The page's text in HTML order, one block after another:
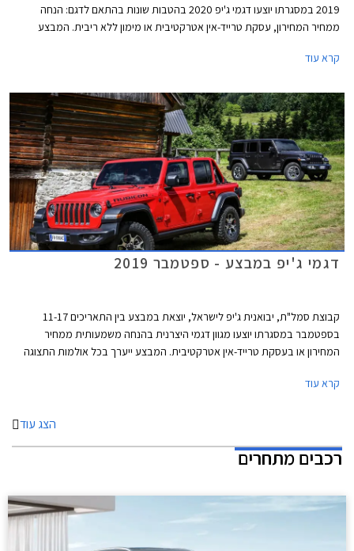
2019 במסגרתו יוצעו דגמי ג'יפ 2020 בהטבות שונות בהתאם לדגם: הנחה
ממחיר המחירון, עסקת טרייד-אין אטרקטיבית או מימון ללא ריבית. המבצע
קרא עוד
דגמי ג'יפ במבצע - ספטמבר 2019
קבוצת סמל"ת, יבואנית ג'יפ לישראל, יוצאת במבצע בין התאריכים 11-17
בספטמבר במסגרתו יוצעו מגוון דגמי היצרנית בהנחה משמעותית ממחיר
המחירון או בעסקת טרייד-אין אטרקטיבית. המבצע ייערך בכל אולמות התצוגה
קרא עוד
הצג עוד
רכבים מתחרים